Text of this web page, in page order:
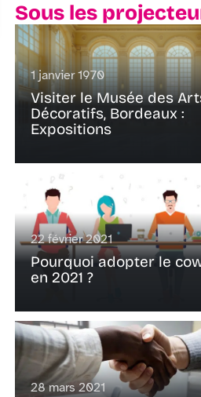
Sous les
1 janvier 1970
Visiter le Musée des
Décoratifs, Bordeaux :
Expositions
22 février 2021
Pourquoi adopter le
en 2021 ?
28 mars 2021